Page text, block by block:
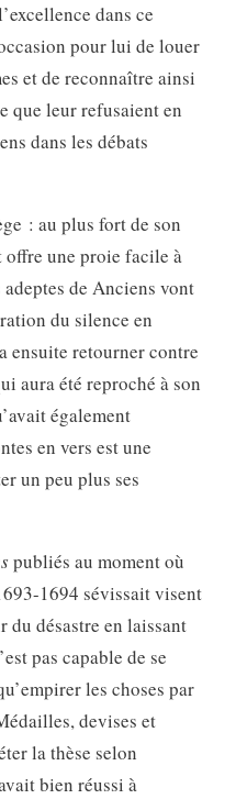
dans ce
pour lui de louer
et de reconnaître ainsi
que leur refusaient en
dans les débats
: au plus fort de son
une proie facile à
de Anciens vont
du silence en
ensuite retourner contre
aura été reproché à son
également
en vers est une
un peu plus ses
publiés au moment où
1694 sévissait visent
du désastre en laissant
pas capable de se
les choses par
devises et
la thèse selon
bien réussi à